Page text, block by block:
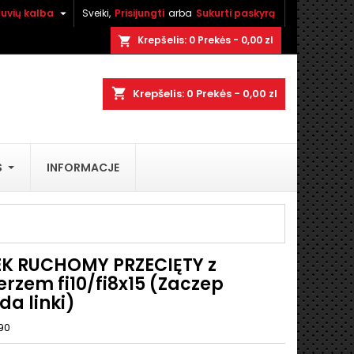
Sveiki, Prisijungti arba Sukurti paskyrą
kalba 
shopping_cart Krepšelis: 0 Prekės - 0,00 zl
shopping_cart Krepšelis: 0 Prekės - 0,00 zl
INFORMACJE
RUCHOMY PRZECIĘTY z
fi10/fi8x15 (Zaczep
linki)